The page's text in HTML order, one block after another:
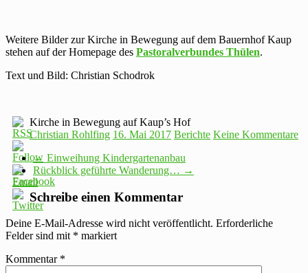
Weitere Bilder zur Kirche in Bewegung auf dem Bauernhof Kaup
stehen auf der Homepage des Pastoralverbundes Thülen.
Text und Bild: Christian Schodrok
Kirche in Bewegung auf Kaup’s Hof
Christian Rohlfing 16. Mai 2017 Berichte Keine Kommentare
← Einweihung Kindergartenanbau
Rückblick geführte Wanderung… →
Schreibe einen Kommentar
Deine E-Mail-Adresse wird nicht veröffentlicht. Erforderliche
Felder sind mit * markiert
Kommentar *